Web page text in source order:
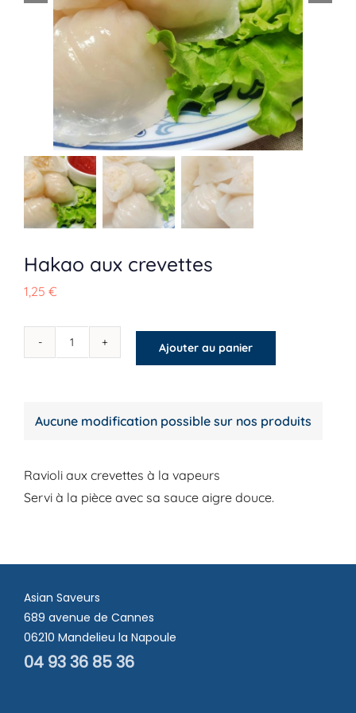
Accompagnements
Desserts
Hakao aux crevettes
1,25 €
aux
Ajouter au panier
Aucune modification possible sur nos produits
Ravioli aux crevettes à la vapeurs
Servi à la pièce avec sa sauce aigre douce.
Asian Saveurs
689 avenue de Cannes
06210 Mandelieu la Napoule
04 93 36 85 36